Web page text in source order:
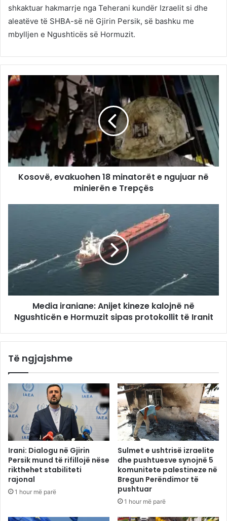
shkaktuar hakmarrje nga Teherani kundër Izraelit si dhe
aleatëve të SHBA-së në Gjirin Persik, së bashku me
mbylljen e Ngushticës së Hormuzit.
Kosovë, evakuohen 18 minatorët e ngujuar në
minierën e Trepçës
Media iraniane: Anijet kineze kalojnë në
Ngushticën e Hormuzit sipas protokollit të Iranit
Të ngjajshme
Irani: Dialogu në Gjirin
Persik mund të rifillojë nëse
rikthehet stabiliteti
rajonal
1 hour më parë
Sulmet e ushtrisë izraelite
dhe pushtuesve synojnë 5
komunitete palestineze në
Bregun Perëndimor të
pushtuar
1 hour më parë